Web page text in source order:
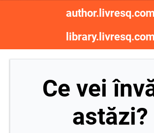
author.livresq.com
library.livresq.com
Ce vei
astăzi?